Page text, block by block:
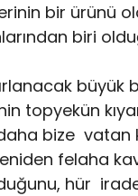
bir ürünü
biri
büyük
topyekün
bize vatan
felaha
hür